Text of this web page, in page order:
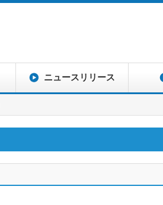
ニュースリリース